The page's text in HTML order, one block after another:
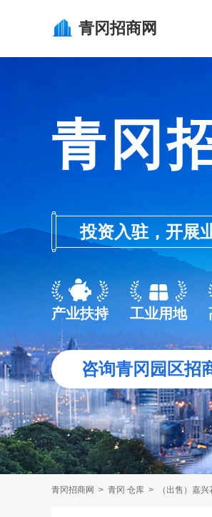
青冈招商网
青冈
投资入驻，开展
产业扶持 工业用地
咨询青冈园区招
青冈招商网 > 青冈 仓库 > （出售）嘉